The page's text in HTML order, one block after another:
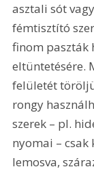
asztali sót
fémtisztító
finom paszták
eltüntetésére.
felületét
rongy
szerek – pl.
nyomai –
lemosva,